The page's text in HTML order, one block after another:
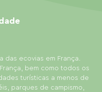
das ecovias em França.
bem como todos os
turísticas a menos de
parques de campismo,